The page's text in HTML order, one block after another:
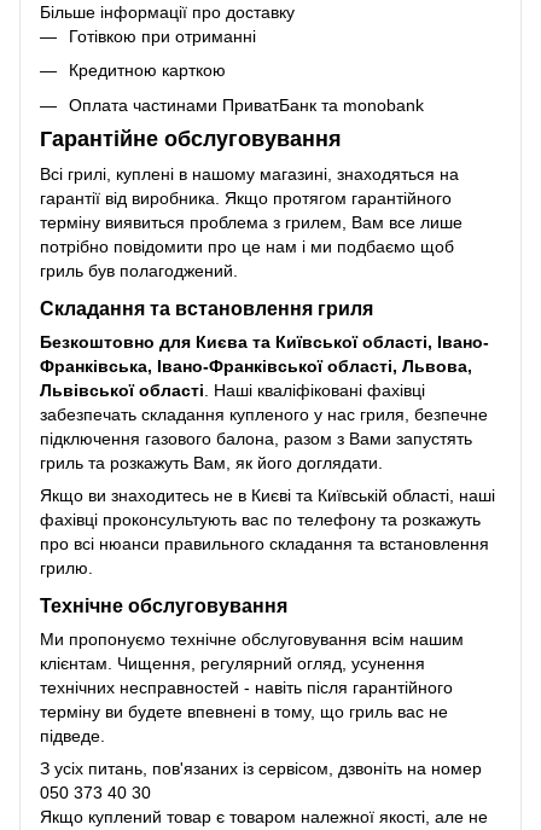
Більше інформації про доставку
Готівкою при отриманні
Кредитною карткою
Оплата частинами ПриватБанк та monobank
Гарантійне обслуговування
Всі грилі, куплені в нашому магазині, знаходяться на
гарантії від виробника. Якщо протягом гарантійного
терміну виявиться проблема з грилем, Вам все лише
потрібно повідомити про це нам і ми подбаємо щоб
гриль був полагоджений.
Складання та встановлення гриля
Безкоштовно для Києва та Київської області, Івано-
Франківська, Івано-Франківської області, Львова,
Львівської області. Наші кваліфіковані фахівці
забезпечать складання купленого у нас гриля, безпечне
підключення газового балона, разом з Вами запустять
гриль та розкажуть Вам, як його доглядати.
Якщо ви знаходитесь не в Києві та Київській області, наші
фахівці проконсультують вас по телефону та розкажуть
про всі нюанси правильного складання та встановлення
грилю.
Технічне обслуговування
Ми пропонуємо технічне обслуговування всім нашим
клієнтам. Чищення, регулярний огляд, усунення
технічних несправностей - навіть після гарантійного
терміну ви будете впевнені в тому, що гриль вас не
підведе.
З усіх питань, пов'язаних із сервісом, дзвоніть на номер
050 373 40 30
Якщо куплений товар є товаром належної якості, але не